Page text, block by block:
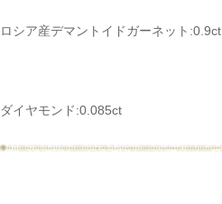
ロシア産デマントイドガーネット:0.9ct
ダイヤモンド:0.085ct